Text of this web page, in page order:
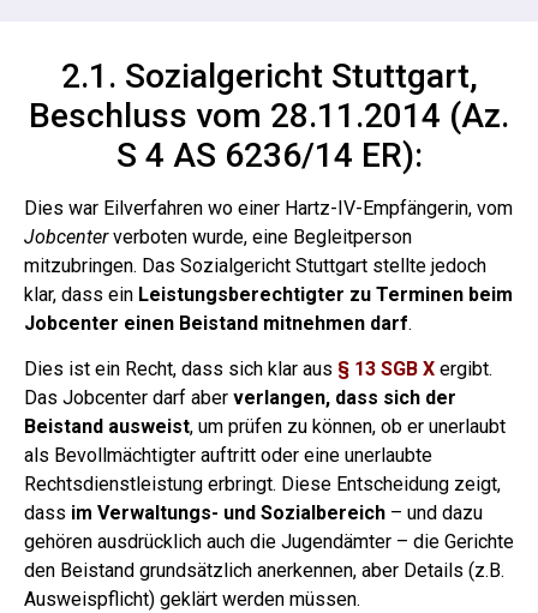
2.1. Sozialgericht Stuttgart,
Beschluss vom 28.11.2014 (Az.
S 4 AS 6236/14 ER):
Dies war Eilverfahren wo einer Hartz-IV-Empfängerin, vom
Jobcenterverboten wurde, eine Begleitperson
mitzubringen. Das Sozialgericht Stuttgart stellte jedoch
klar, dass ein Leistungsberechtigter zu Terminen beim
Jobcenter einen Beistand mitnehmen darf.
Dies ist ein Recht, dass sich klar aus § 13 SGB X ergibt.
Das Jobcenter darf aber verlangen, dass sich der
Beistand ausweist, um prüfen zu können, ob er unerlaubt
als Bevollmächtigter auftritt oder eine unerlaubte
Rechtsdienstleistung erbringt. Diese Entscheidung zeigt,
dass im Verwaltungs- und Sozialbereich – und dazu
gehören ausdrücklich auch die Jugendämter – die Gerichte
den Beistand grundsätzlich anerkennen, aber Details (z.B.
Ausweispflicht) geklärt werden müssen.